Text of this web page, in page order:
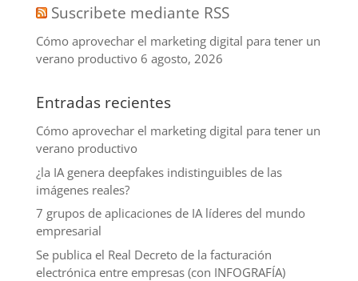
Suscribete mediante RSS
Cómo aprovechar el marketing digital para tener un
verano productivo 6 agosto, 2026
Entradas recientes
Cómo aprovechar el marketing digital para tener un
verano productivo
¿la IA genera deepfakes indistinguibles de las
imágenes reales?
7 grupos de aplicaciones de IA líderes del mundo
empresarial
Se publica el Real Decreto de la facturación
electrónica entre empresas (con INFOGRAFÍA)